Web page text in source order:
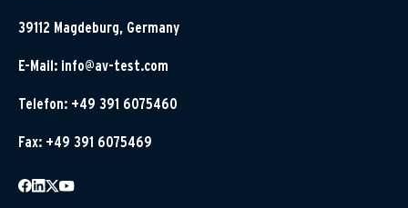
39112 Magdeburg, Germany
E-Mail: info@av-test.com
Telefon: +49 391 6075460
Fax: +49 391 6075469